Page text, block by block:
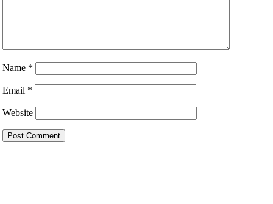
Name *
Email *
Website